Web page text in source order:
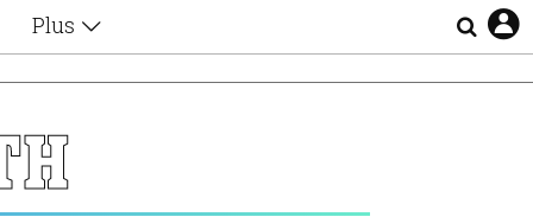
Plus
Αφιερώματα
Ζώδια